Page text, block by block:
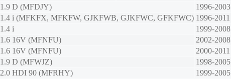
1.9 D (MFDJY)
1996-2003
1.4 i (MFKFX, MFKFW, GJKFWB, GJKFWC, GFKFWC) 1996-2011
1.4 i
1999-2008
1.6 16V (MFNFU)
2002-2008
1.6 16V (MFNFU)
2000-2011
1.9 D (MFWJZ)
1998-2005
2.0 HDI 90 (MFRHY)
1999-2005